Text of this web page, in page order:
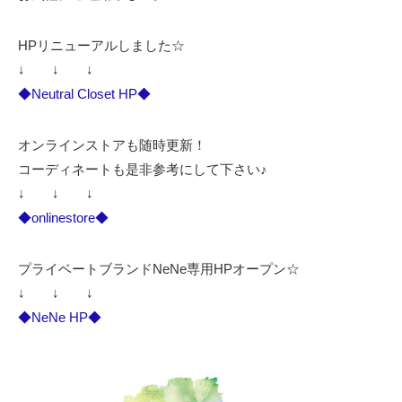
HPリニューアルしました☆
↓ ↓ ↓
◆Neutral Closet HP◆
オンラインストアも随時更新！
コーディネートも是非参考にして下さい♪
↓ ↓ ↓
◆onlinestore◆
プライベートブランドNeNe専用HPオープン☆
↓ ↓ ↓
◆NeNe HP◆